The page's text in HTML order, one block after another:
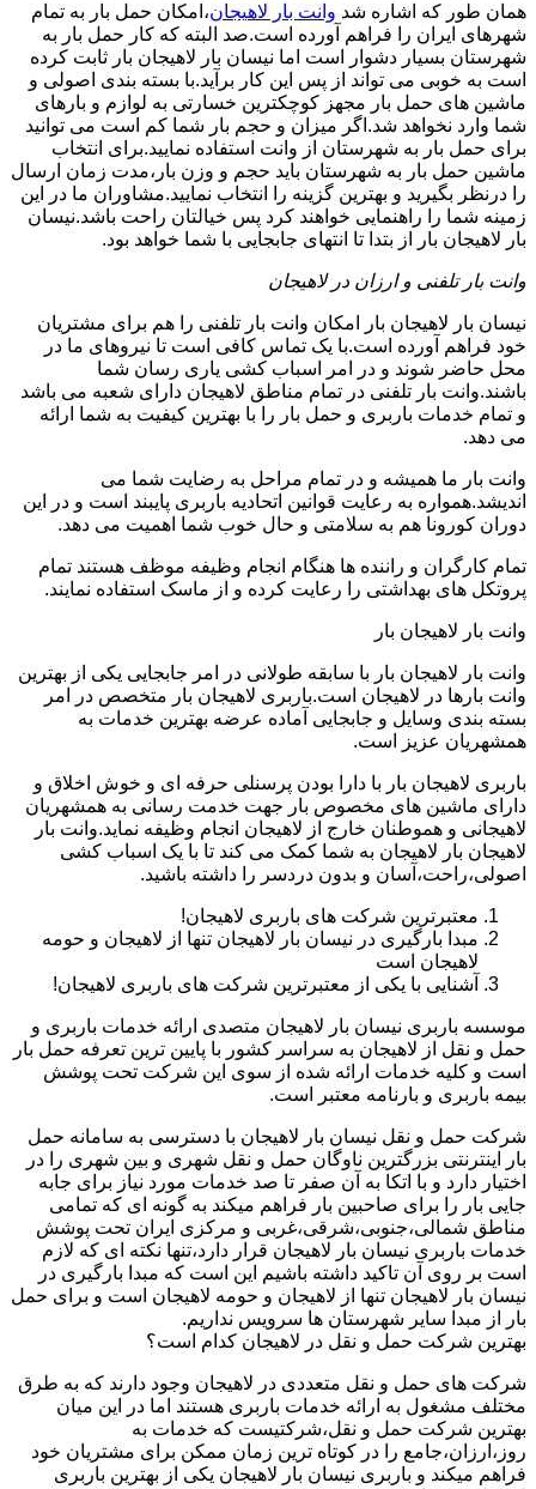
همان طور که اشاره شد وانت بار لاهیجان،امکان حمل بار به تمام
شهرهای ایران را فراهم آورده است.صد البته که کار حمل بار به
شهرستان بسیار دشوار است اما نیسان بار لاهیجان بار ثابت کرده
است به خوبی می تواند از پس این کار برآید.با بسته بندی اصولی و
ماشین های حمل بار مجهز کوچکترین خسارتی به لوازم و بارهای
شما وارد نخواهد شد.اگر میزان و حجم بار شما کم است می توانید
برای حمل بار به شهرستان از وانت استفاده نمایید.برای انتخاب
ماشین حمل بار به شهرستان باید حجم و وزن بار،مدت زمان ارسال
را درنظر بگیرید و بهترین گزینه را انتخاب نمایید.مشاوران ما در این
زمینه شما را راهنمایی خواهند کرد پس خیالتان راحت باشد.نیسان
بار لاهیجان بار از بتدا تا انتهای جابجایی با شما خواهد بود.
وانت بار تلفنی و ارزان در لاهیجان
نیسان بار لاهیجان بار امکان وانت بار تلفنی را هم برای مشتریان
خود فراهم آورده است.با یک تماس کافی است تا نیروهای ما در
محل حاضر شوند و در امر اسباب کشی یاری رسان شما
باشند.وانت بار تلفنی در تمام مناطق لاهیجان دارای شعبه می باشد
و تمام خدمات باربری و حمل بار را با بهترین کیفیت به شما ارائه
می دهد.
وانت بار ما همیشه و در تمام مراحل به رضایت شما می
اندیشد.همواره به رعایت قوانین اتحادیه باربری پایبند است و در این
دوران کورونا هم به سلامتی و حال خوب شما اهمیت می دهد.
تمام کارگران و راننده ها هنگام انجام وظیفه موظف هستند تمام
پروتکل های بهداشتی را رعایت کرده و از ماسک استفاده نمایند.
وانت بار لاهیجان بار
وانت بار لاهیجان بار با سابقه طولانی در امر جابجایی یکی از بهترین
وانت بارها در لاهیجان است.باربری لاهیجان بار متخصص در امر
بسته بندی وسایل و جابجایی آماده عرضه بهترین خدمات به
همشهریان عزیز است.
باربری لاهیجان بار با دارا بودن پرسنلی حرفه ای و خوش اخلاق و
دارای ماشین های مخصوص بار جهت خدمت رسانی به همشهریان
لاهیجانی و هموطنان خارج از لاهیجان انجام وظیفه نماید.وانت بار
لاهیجان بار لاهیجان به شما کمک می کند تا با یک اسباب کشی
اصولی،راحت،آسان و بدون دردسر را داشته باشید.
معتبرترین شرکت های باربری لاهیجان!
مبدا بارگیری در نیسان بار لاهیجان تنها از لاهیجان و حومه
لاهیجان است
آشنایی با یکی از معتبرترین شرکت های باربری لاهیجان!
موسسه باربری نیسان بار لاهیجان متصدی ارائه خدمات باربری و
حمل و نقل از لاهیجان به سراسر کشور با پایین ترین تعرفه حمل بار
است و کلیه خدمات ارائه شده از سوی این شرکت تحت پوشش
بیمه باربری و بارنامه معتبر است.
شرکت حمل و نقل نیسان بار لاهیجان با دسترسی به سامانه حمل
بار اینترنتی بزرگترین ناوگان حمل و نقل شهری و بین شهری را در
اختیار دارد و با اتکا به آن صفر تا صد خدمات مورد نیاز برای جابه
جایی بار را برای صاحبین بار فراهم میکند به گونه ای که تمامی
مناطق شمالی،جنوبی،شرقی،غربی و مرکزی ایران تحت پوشش
خدمات باربری نیسان بار لاهیجان قرار دارد،تنها نکته ای که لازم
است بر روی آن تاکید داشته باشیم این است که مبدا بارگیری در
نیسان بار لاهیجان تنها از لاهیجان و حومه لاهیجان است و برای حمل
بار از مبدا سایر شهرستان ها سرویس نداریم.
بهترین شرکت حمل و نقل در لاهیجان کدام است؟
شرکت های حمل و نقل متعددی در لاهیجان وجود دارند که به طرق
مختلف مشغول به ارائه خدمات باربری هستند اما در این میان
بهترین شرکت حمل و نقل،شرکتیست که خدمات به
روز،ارزان،جامع را در کوتاه ترین زمان ممکن برای مشتریان خود
فراهم میکند و باربری نیسان بار لاهیجان یکی از بهترین باربری